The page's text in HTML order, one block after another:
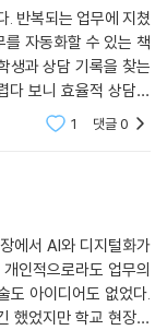
프레드시트에 가져오
용하기
기
자동 검토하기
만들기
만들기
기
따라할 수 있도록 구
수 있습니다.
들기
만들기
토 자동화
. 반복되는 업무에 지쳤
자동화할 수 있는 책
생과 상담 기록을 찾는
다 보니 효율적 상담이
자주 요청되는 업무인
1 댓글0
에서 AI와 디지털화가
인적으로라도 업무의
도 아이디어도 없었다.
했었지만 학교 현장에